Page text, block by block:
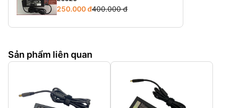
250.000 đ400.000 đ
Sản phẩm liên quan